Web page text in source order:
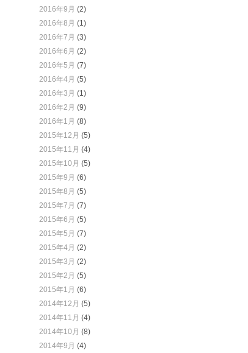
2016年9月 (2)
2016年8月 (1)
2016年7月 (3)
2016年6月 (2)
2016年5月 (7)
2016年4月 (5)
2016年3月 (1)
2016年2月 (9)
2016年1月 (8)
2015年12月 (5)
2015年11月 (4)
2015年10月 (5)
2015年9月 (6)
2015年8月 (5)
2015年7月 (7)
2015年6月 (5)
2015年5月 (7)
2015年4月 (2)
2015年3月 (2)
2015年2月 (5)
2015年1月 (6)
2014年12月 (5)
2014年11月 (4)
2014年10月 (8)
2014年9月 (4)